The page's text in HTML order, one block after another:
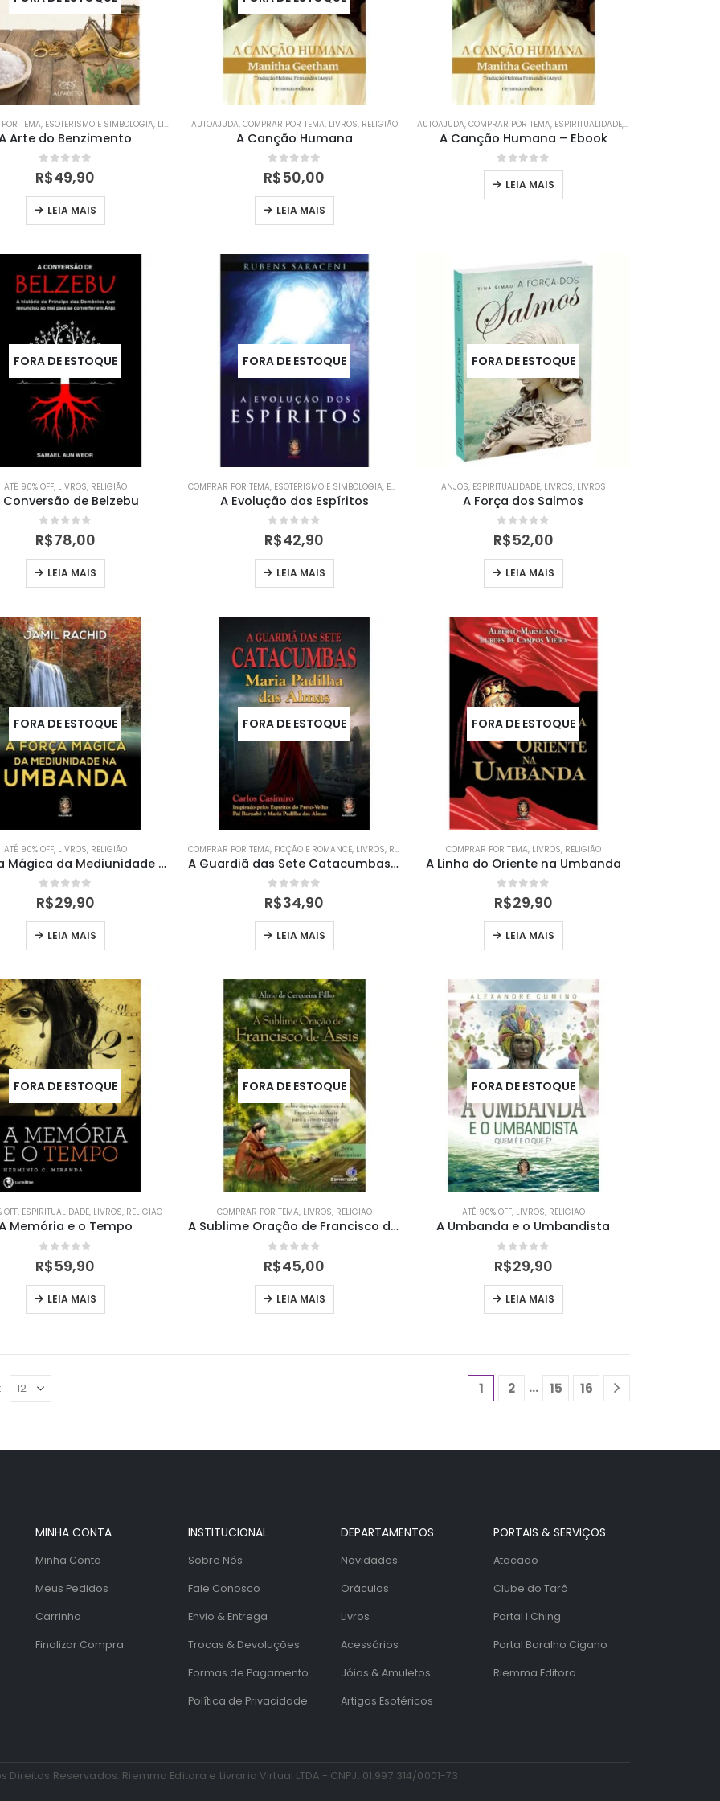
TEMA, ESOTERISMO E SIMBOLOGIA, LIVROS OCULTISMO, RELIGIÃO
Arte do Benzimento
out of 5
R$49,90
LEIA MAIS
AUTOAJUDA, COMPRAR POR TEMA, LIVROS, RELIGIÃO
A Canção Humana
0out of 5
R$50,00
LEIA MAIS
AUTOAJUDA, COMPRAR POR TEMA, ESPIRITUALIDADE, LIVROS
A Canção Humana – Ebook
0out of 5
LEIA MAIS
FORA DE ESTOQUE
ATÉ 90% OFF, LIVROS, RELIGIÃO
Conversão de Belzebu
out of 5
R$78,00
LEIA MAIS
FORA DE ESTOQUE
COMPRAR POR TEMA, ESOTERISMO E SIMBOLOGIA, ESPIRITUALIDADE ,LIVROS
A Evolução dos Espíritos
out of 5
R$42,90
LEIA MAIS
FORA DE ESTOQUE
ANJOS, ESPIRITUALIDADE, LIVROS, LIVROS
A Força dos Salmos
out of 5
R$52,00
LEIA MAIS
FORA DE ESTOQUE
ATÉ 90% OFF, LIVROS, RELIGIÃO
A Força Mágica da Mediunidade na Umbanda
out of 5
R$29,90
LEIA MAIS
FORA DE ESTOQUE
COMPRAR POR TEMA, FICÇÃO E ROMANCE, LIVROS, RELIGIÃO
A Guardiã das Sete Catacumbas – Maria Padilha das Almas
out of 5
R$34,90
LEIA MAIS
FORA DE ESTOQUE
COMPRAR POR TEMA, LIVROS, RELIGIÃO
A Linha do Oriente na Umbanda
out of 5
R$29,90
LEIA MAIS
FORA DE ESTOQUE
OFF, ESPIRITUALIDADE, LIVROS, RELIGIÃO
Memória e o Tempo
out of 5
R$59,90
LEIA MAIS
FORA DE ESTOQUE
COMPRAR POR TEMA, LIVROS, RELIGIÃO
A Sublime Oração de Francisco de Assis
out of 5
R$45,00
LEIA MAIS
FORA DE ESTOQUE
ATÉ 90% OFF, LIVROS, RELIGIÃO
A Umbanda e o Umbandista
out of 5
R$29,90
LEIA MAIS
1 2 … 15 16
MINHA CONTA
Minha Conta
Meus Pedidos
Carrinho
Finalizar Compra
INSTITUCIONAL
Sobre Nós
Fale Conosco
Envio & Entrega
Trocas & Devoluções
Formas de Pagamento
Política de Privacidade
DEPARTAMENTOS
Novidades
Oráculos
Livros
Acessórios
Jóias & Amuletos
Artigos Esotéricos
PORTAIS & SERVIÇOS
Atacado
Clube do Tarô
Portal I Ching
Portal Baralho Cigano
Riemma Editora
Direitos Reservados. Riemma Editora e Livraria Virtual LTDA - CNPJ: 01.997.314/0001-73